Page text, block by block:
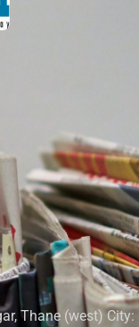
Thane (west) City: